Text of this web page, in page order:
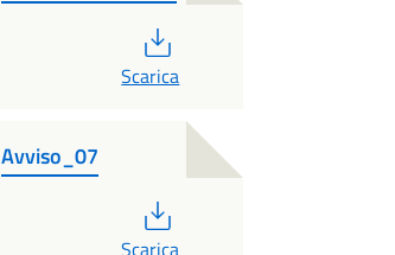
Scarica
Avviso_07
Scarica